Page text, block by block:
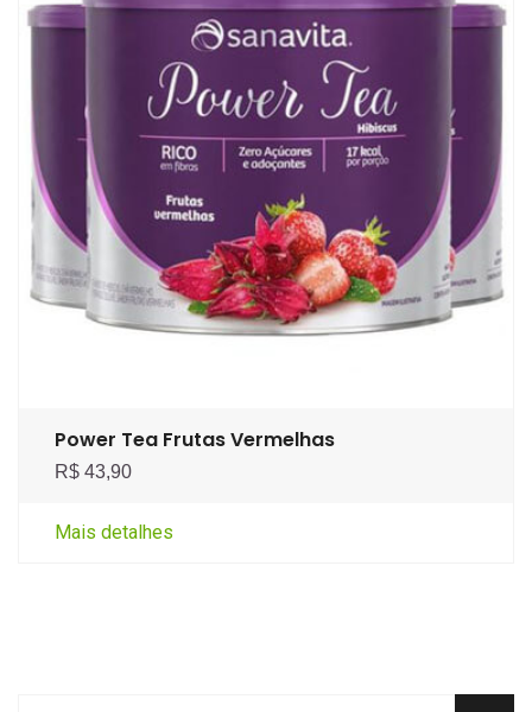
Power Tea Frutas Vermelhas
R$ 43,90
Mais detalhes